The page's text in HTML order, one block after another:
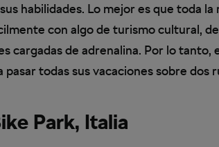
habilidades. Lo mejor es que toda
con algo de turismo cultural,
cargadas de adrenalina. Por lo
pasar todas sus vacaciones sobre dos
Park, Italia